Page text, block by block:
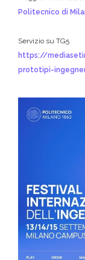
Politecnico di
Servizio su TG5
https://
prototipi-